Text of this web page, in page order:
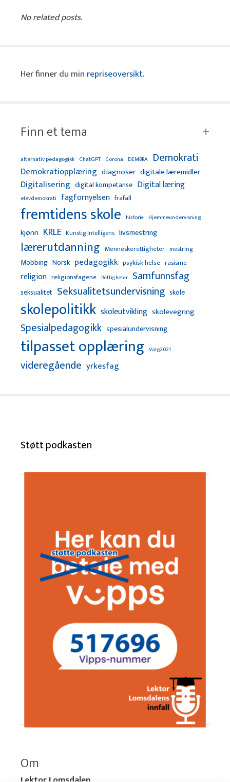
No related posts.
Her finner du min repriseoversikt.
Finn et tema
alternativ pedagogikk ChatGPT Corona DEMBRA Demokrati
Demokratiopplæring diagnoser digitale læremidler
Digitalisering digital kompetanse Digital læring
elevdemokrati fagfornyelsen frafall
fremtidens skole historie Hjemmeundervisning
kjønn KRLE Kunstig Intelligens livsmestring
lærerutdanning Menneskerettigheter mestring
Mobbing Norsk pedagogikk psykisk helse rasisme
religion religionsfagene Rettigheter Samfunnsfag
seksualitet Seksualitetsundervisning skole
skolepolitikk skoleutvikling skolevegring
Spesialpedagogikk spesialundervisning
tilpasset opplæring Valg2021
videregående yrkesfag
Støtt podkasten
Om